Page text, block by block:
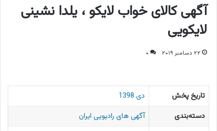
آگهی کالای خواب لایکو ، یلدا نشینی
لایکویی
۲۲ دسامبر ۲۰۱۹ ۰
تاریخ پخش
دی 1398
دسته‌بندی
آگهی های رادیویی ایران